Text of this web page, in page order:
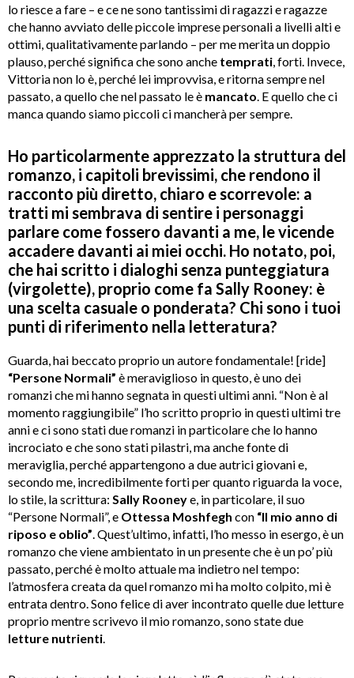
lo riesce a fare – e ce ne sono tantissimi di ragazzi e ragazze
che hanno avviato delle piccole imprese personali a livelli alti e
ottimi, qualitativamente parlando – per me merita un doppio
plauso, perché significa che sono anche temprati , forti. Invece,
Vittoria non lo è, perché lei improvvisa, e ritorna sempre nel
passato, a quello che nel passato le è mancato . E quello che ci
manca quando siamo piccoli ci mancherà per sempre.
Ho particolarmente apprezzato la struttura del
romanzo, i capitoli brevissimi, che rendono il
racconto più diretto, chiaro e scorrevole: a
tratti mi sembrava di sentire i personaggi
parlare come fossero davanti a me, le vicende
accadere davanti ai miei occhi. Ho notato, poi,
che hai scritto i dialoghi senza punteggiatura
(virgolette), proprio come fa Sally Rooney: è
una scelta casuale o ponderata? Chi sono i tuoi
punti di riferimento nella letteratura?
Guarda, hai beccato proprio un autore fondamentale! [ride]
“Persone Normali” è meraviglioso in questo, è uno dei
romanzi che mi hanno segnata in questi ultimi anni. “Non è al
momento raggiungibile” l’ho scritto proprio in questi ultimi tre
anni e ci sono stati due romanzi in particolare che lo hanno
incrociato e che sono stati pilastri, ma anche fonte di
meraviglia, perché appartengono a due autrici giovani e,
secondo me, incredibilmente forti per quanto riguarda la voce,
lo stile, la scrittura: Sally Rooneye, in particolare, il suo
“Persone Normali”, e Ottessa Moshfegh con “Il mio anno di
riposo e oblio” . Quest’ultimo, infatti, l’ho messo in esergo, è un
romanzo che viene ambientato in un presente che è un po’ più
passato, perché è molto attuale ma indietro nel tempo:
l’atmosfera creata da quel romanzo mi ha molto colpito, mi è
entrata dentro. Sono felice di aver incontrato quelle due letture
proprio mentre scrivevo il mio romanzo, sono state due
letture nutrienti